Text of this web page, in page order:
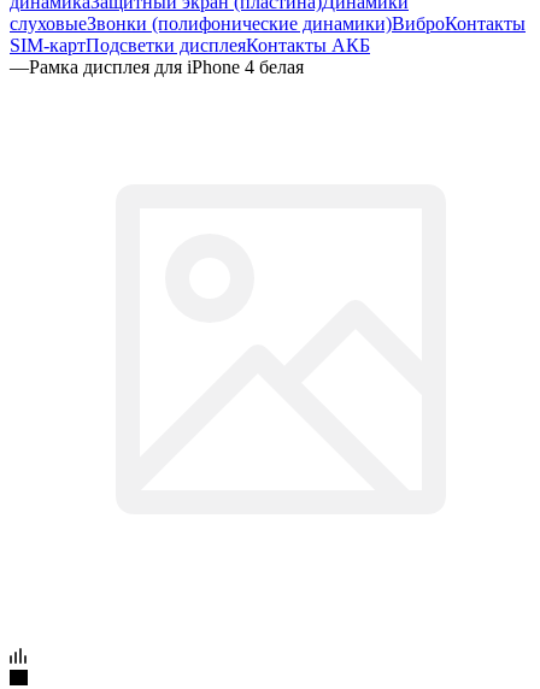
Рамка дисплея для iPhone 4 белая
Подробности